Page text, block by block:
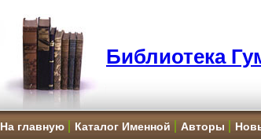
Библиотека
На главную Каталог Именной Авторы